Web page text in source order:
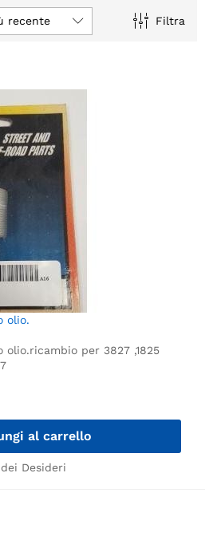
Filtra
recente
olio.
olio.ricambio per 3827 ,1825
al carrello
Desideri